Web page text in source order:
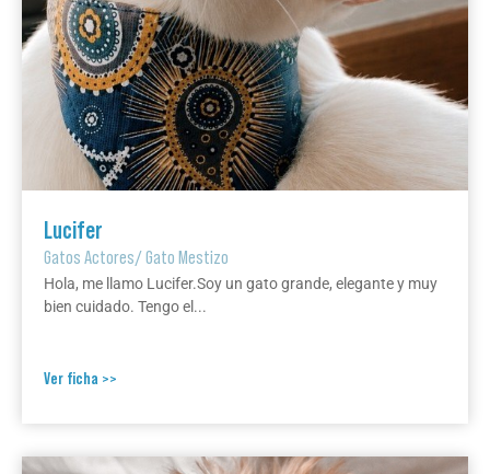
Lucifer
Gatos Actores/Gato Mestizo
Hola, me llamo Lucifer.Soy un gato grande, elegante y muy
bien cuidado. Tengo el...
Ver ficha >>